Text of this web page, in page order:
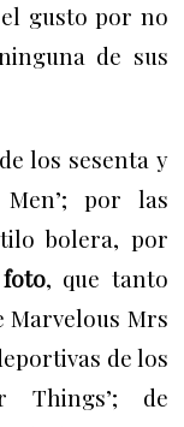
gusto por no
de sus
los sesenta y
por las
bolera, por
, que tanto
Marvelous Mrs
de los
Things’; de